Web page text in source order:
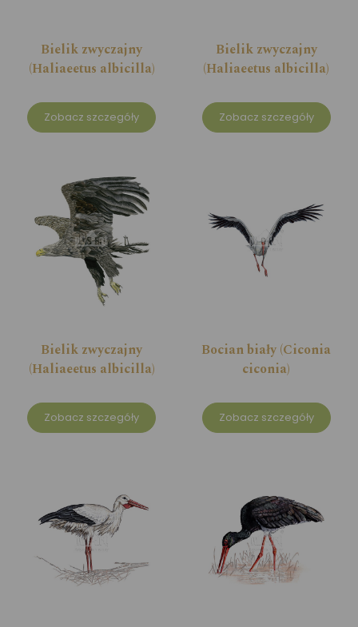
Bielik zwyczajny
(Haliaeetus albicilla)
Zobacz szczegóły
Bielik zwyczajny
(Haliaeetus albicilla)
Zobacz szczegóły
Bielik zwyczajny
(Haliaeetus albicilla)
Zobacz szczegóły
Bocian biały (Ciconia
ciconia)
Zobacz szczegóły